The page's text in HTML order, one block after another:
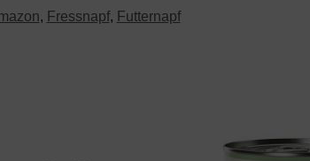
, Fressnapf, Futternapf